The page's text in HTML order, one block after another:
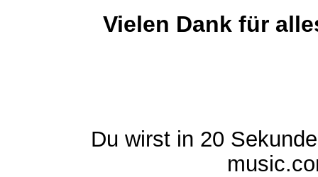
Vielen Dank für
Du wirst in 20